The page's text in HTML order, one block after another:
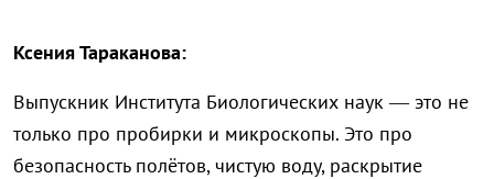
Ксения Тараканова:
Выпускник Института Биологических наук — это не
только про пробирки и микроскопы. Это про
безопасность полётов, чистую воду, раскрытие